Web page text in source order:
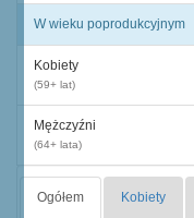
W wieku poprodukcyjnym
Kobiety
(59+ lat)
Mężczyźni
(64+ lata)
Ogółem Kobiety